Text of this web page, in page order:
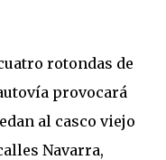
rotondas de
provocará
al casco viejo
Navarra,